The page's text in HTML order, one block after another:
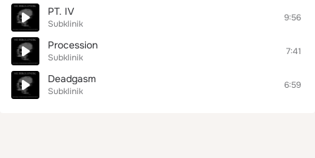
PT. IV
Subklinik
9:56
Procession
Subklinik
7:41
Deadgasm
Subklinik
6:59